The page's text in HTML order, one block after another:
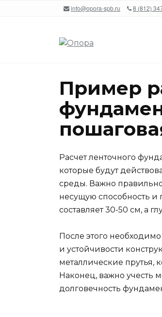
info@opora-spb.ru 8 (812)
Пример
Расчет ленточного
которые будут
среды. Важно
несущую способность
составляет 30-50 см, а
После этого
и устойчивости
металлические прутья,
Наконец, важно учесть
долговечность